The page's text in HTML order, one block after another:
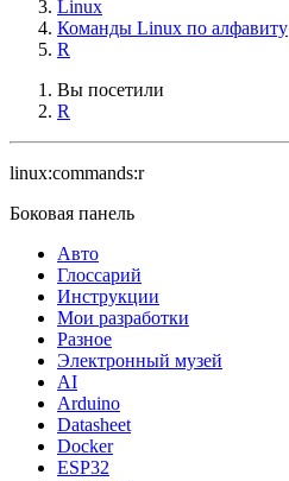
Linux
Команды Linux по алфавиту
R
Вы посетили
R
linux:commands:r
Боковая панель
Авто
Глоссарий
Инструкции
Мои разработки
Разное
Электронный музей
AI
Arduino
Datasheet
Docker
ESP32